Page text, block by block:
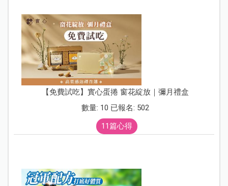
【免費試吃】實心蛋捲 窗花綻放｜彌月禮盒
數量: 10 已報名: 502
11篇心得